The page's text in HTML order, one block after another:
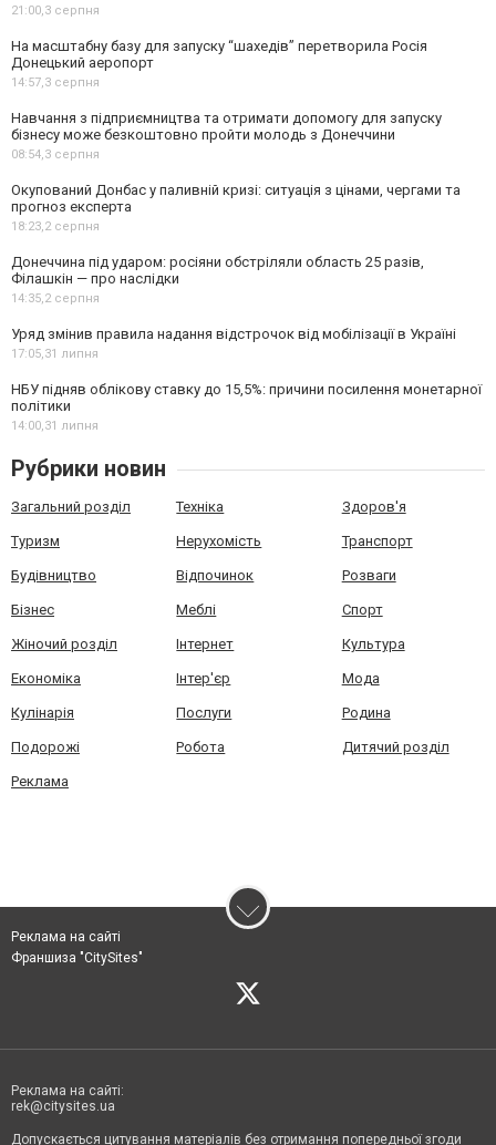
21:00,3 серпня
На масштабну базу для запуску “шахедів” перетворила Росія
Донецький аеропорт
14:57,3 серпня
Навчання з підприємництва та отримати допомогу для запуску
бізнесу може безкоштовно пройти молодь з Донеччини
08:54,3 серпня
Окупований Донбас у паливній кризі: ситуація з цінами, чергами та
прогноз експерта
18:23,2 серпня
Донеччина під ударом: росіяни обстріляли область 25 разів,
Філашкін — про наслідки
14:35,2 серпня
Уряд змінив правила надання відстрочок від мобілізації в Україні
17:05,31 липня
НБУ підняв облікову ставку до 15,5%: причини посилення монетарної
політики
14:00,31 липня
Рубрики новин
Загальний розділ Техніка Здоров'я
Туризм Нерухомість Транспорт
Будівництво Відпочинок Розваги
Бізнес Меблі Спорт
Жіночий розділ Інтернет Культура
Економіка Інтер'єр Мода
Кулінарія Послуги Родина
Подорожі Робота Дитячий розділ
Реклама
Реклама на сайті
Франшиза "CitySites"
Реклама на сайті:
rek@citysites.ua
Допускається цитування матеріалів без отримання попередньої згоди